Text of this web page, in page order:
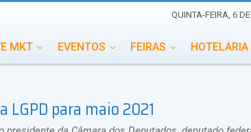
QUINTA-FEIRA, 6
MKT EVENTOS FEIRAS HOTELARIA
MEMORIAL DE EVENTOS
para maio 2021